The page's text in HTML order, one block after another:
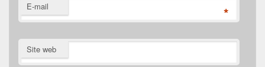
E-mail *
Site web